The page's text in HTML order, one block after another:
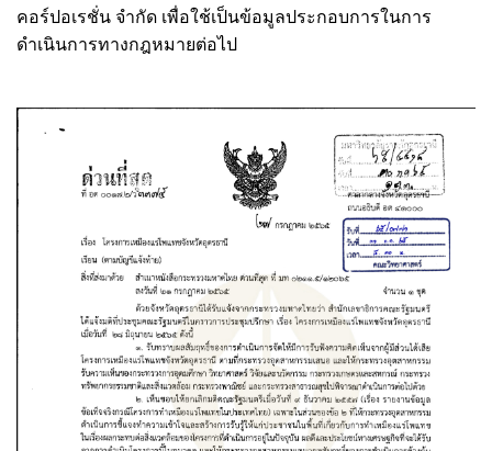
คอร์ปอเรชั่น จำกัด เพื่อใช้เป็นข้อมูลประกอบการในการ
ดำเนินการทางกฎหมายต่อไป